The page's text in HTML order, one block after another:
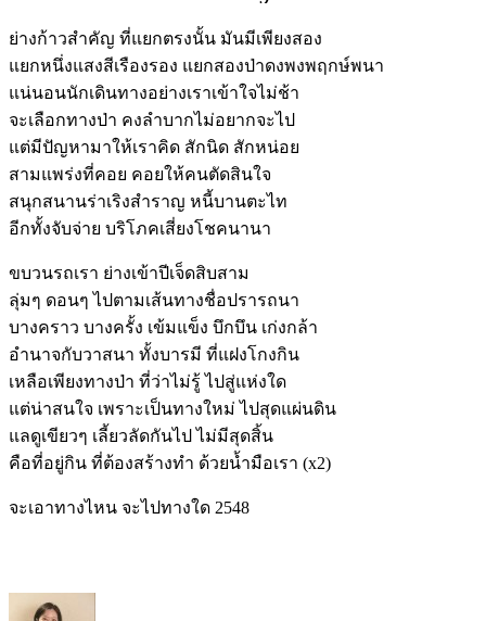
ย่างก้าวสำคัญ ที่แยกตรงนั้น มันมีเพียงสอง
แยกหนึ่งแสงสีเรืองรอง แยกสองป่าดงพงพฤกษ์พนา
แน่นอนนักเดินทางอย่างเราเข้าใจไม่ช้า
จะเลือกทางป่า คงลำบากไม่อยากจะไป
แต่มีปัญหามาให้เราคิด สักนิด สักหน่อย
สามแพร่งที่คอย คอยให้คนตัดสินใจ
สนุกสนานร่าเริงสำราญ หนี้บานตะไท
อีกทั้งจับจ่าย บริโภคเสี่ยงโชคนานา
ขบวนรถเรา ย่างเข้าปีเจ็ดสิบสาม
ลุ่มๆ ดอนๆ ไปตามเส้นทางชื่อปรารถนา
บางคราว บางครั้ง เข้มแข็ง บึกบึน เก่งกล้า
อำนาจกับวาสนา ทั้งบารมี ที่แฝงโกงกิน
เหลือเพียงทางป่า ที่ว่าไม่รู้ ไปสู่แห่งใด
แต่น่าสนใจ เพราะเป็นทางใหม่ ไปสุดแผ่นดิน
แลดูเขียวๆ เลี้ยวลัดกันไป ไม่มีสุดสิ้น
คือที่อยู่กิน ที่ต้องสร้างทำ ด้วยน้ำมือเรา (x2)
จะเอาทางไหน จะไปทางใด 2548